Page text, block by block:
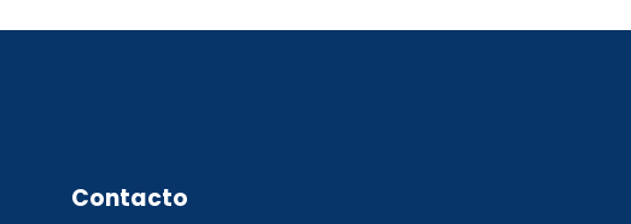
Contacto